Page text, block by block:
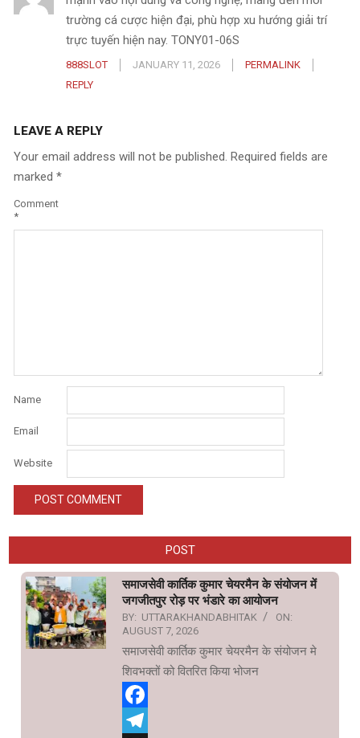
trường cá cược hiện đại, phù hợp xu hướng giải trí
trực tuyến hiện nay. TONY01-06S
888SLOT JANUARY 11, 2026
PERMALINK
REPLY
LEAVE A REPLY
Your email address will not be published. Required fields are
marked *
Comment
*
Name
Email
Website
POST
समाजसेवी कार्तिक कुमार चेयरमैन के संयोजन में
जगजीतपुर रोड़ पर भंडारे का आयोजन
BY: UTTARAKHANDABHITAK
ON:
AUGUST 7, 2026
समाजसेवी कार्तिक कुमार चेयरमैन के संयोजन मे
शिवभक्तों को वितरित किया भोजन
Facebook